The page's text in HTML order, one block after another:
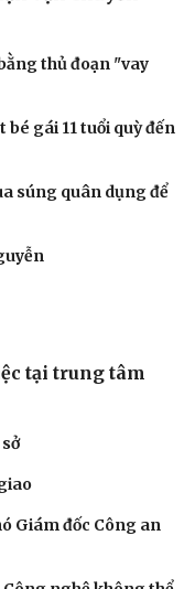
sĩ
trang
điện toán AI lớn
vì gây hại cho trẻ
thủ đoạn "vay